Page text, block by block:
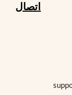
اتصال